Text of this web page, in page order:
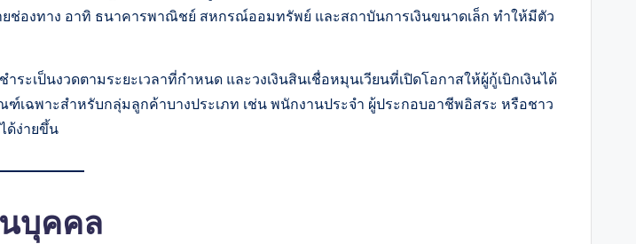
องทาง อาทิ ธนาคารพาณิชย์ สหกรณ์ออมทรัพย์ และสถาบันการเงินขนาดเล็ก ทำให้มีตัว
เป็นงวดตามระยะเวลาที่กำหนด และวงเงินสินเชื่อหมุนเวียนที่เปิดโอกาสให้ผู้กู้เบิกเงินได้
เฉพาะสำหรับกลุ่มลูกค้าบางประเภท เช่น พนักงานประจำ ผู้ประกอบอาชีพอิสระ หรือชาว
ด้ง่ายขึ้น
บุคคล